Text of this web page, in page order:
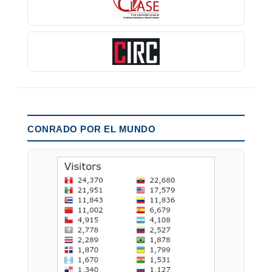
CONRADO POR EL MUNDO